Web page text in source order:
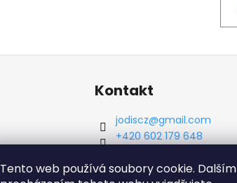
Tento web používá soubory cookie. Dalším
Kontakt
jodiscz@gmail.com
+420 602 179 648